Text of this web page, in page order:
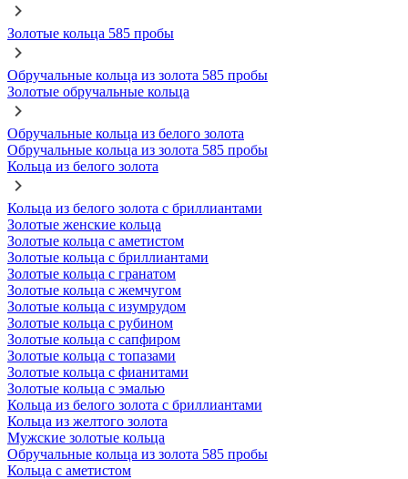
Золотые кольца 585 пробы
Обручальные кольца из золота 585 пробы
Золотые обручальные кольца
Обручальные кольца из белого золота
Обручальные кольца из золота 585 пробы
Кольца из белого золота
Кольца из белого золота с бриллиантами
Золотые женские кольца
Золотые кольца с аметистом
Золотые кольца с бриллиантами
Золотые кольца с гранатом
Золотые кольца с жемчугом
Золотые кольца с изумрудом
Золотые кольца с рубином
Золотые кольца с сапфиром
Золотые кольца с топазами
Золотые кольца с фианитами
Золотые кольца с эмалью
Кольца из белого золота с бриллиантами
Кольца из желтого золота
Мужские золотые кольца
Обручальные кольца из золота 585 пробы
Кольца с аметистом